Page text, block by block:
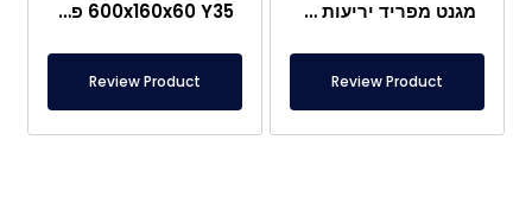
מגנט מפריד יריעות מתכת 145x125x23 מ"מ – שלדה מיוחדת
Review Product
600x160x60 Y35 פלטת מפריד פח מתכת עם מגנט – טריז
Review Product